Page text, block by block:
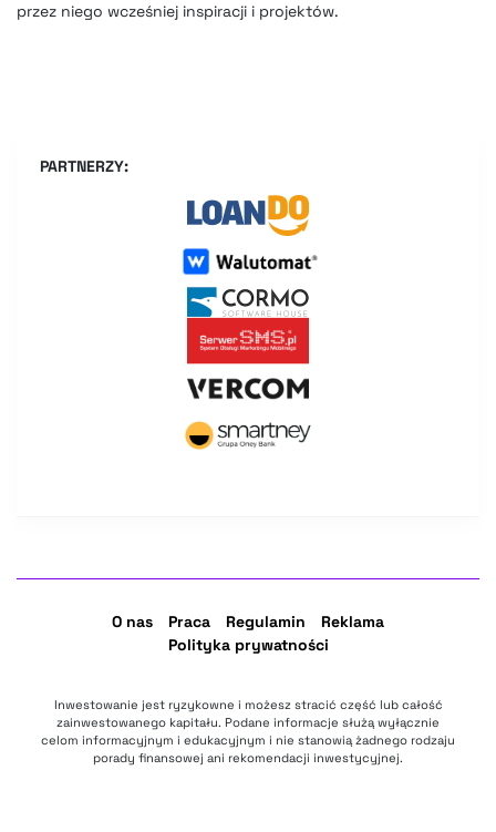
przez niego wcześniej inspiracji i projektów.
PARTNERZY:
O nas Praca Regulamin
Reklama
Polityka prywatności
Inwestowanie jest ryzykowne i możesz stracić część lub całość
zainwestowanego kapitału. Podane informacje służą wyłącznie
celom informacyjnym i edukacyjnym i nie stanowią żadnego rodzaju
porady finansowej ani rekomendacji inwestycyjnej.